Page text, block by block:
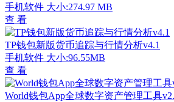
手机软件 大小:274.97 MB
查 看
TP钱包新版货币追踪与行情分析v4.1
手机软件 大小:96.55MB
查 看
World钱包App全球数字资产管理工具